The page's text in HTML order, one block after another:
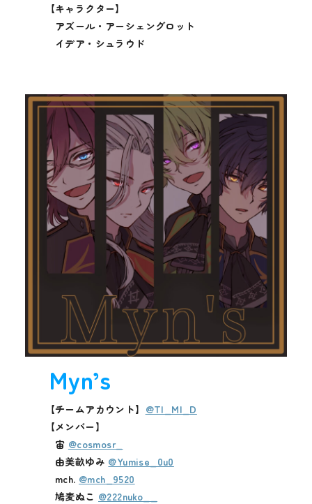
【キャラクター】
アズール・アーシェングロット
イデア・シュラウド
Myn’s
【チームアカウント】 @TI_MI_D
【メンバー】
宙 @cosmosr_
由美畝ゆみ @Yumise_0u0
mch. @mch_9520
鳩麦ぬこ @222nuko__